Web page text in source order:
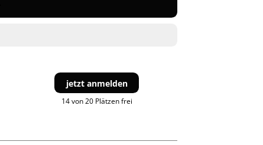
jetzt anmelden
14 von 20 Plätzen frei